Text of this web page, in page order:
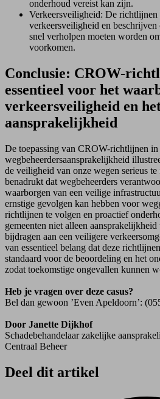
onderhoud vereist kan zijn.
Verkeersveiligheid: De richtlijnen
verkeersveiligheid en beschrijven
snel verholpen moeten worden
voorkomen.
Conclusie: CROW-
essentieel voor het
verkeersveiligheid en
aansprakelijkheid
De toepassing van CROW-richtlijnen
wegbeheerdersaansprakelijkheid
de veiligheid van onze wegen serieus te
benadrukt dat wegbeheerders
waarborgen van een veilige
ernstige gevolgen kan hebben voor
richtlijnen te volgen en proactief
gemeenten niet alleen
bijdragen aan een veiligere
van essentieel belang dat deze
standaard voor de beoordeling en het
zodat toekomstige ongevallen kunnen
Heb je vragen over deze casus?
Bel dan gewoon ’Even Apeldoorn’:
Door Janette Dijkhof
Schadebehandelaar zakelijke
Centraal Beheer
Deel dit artikel